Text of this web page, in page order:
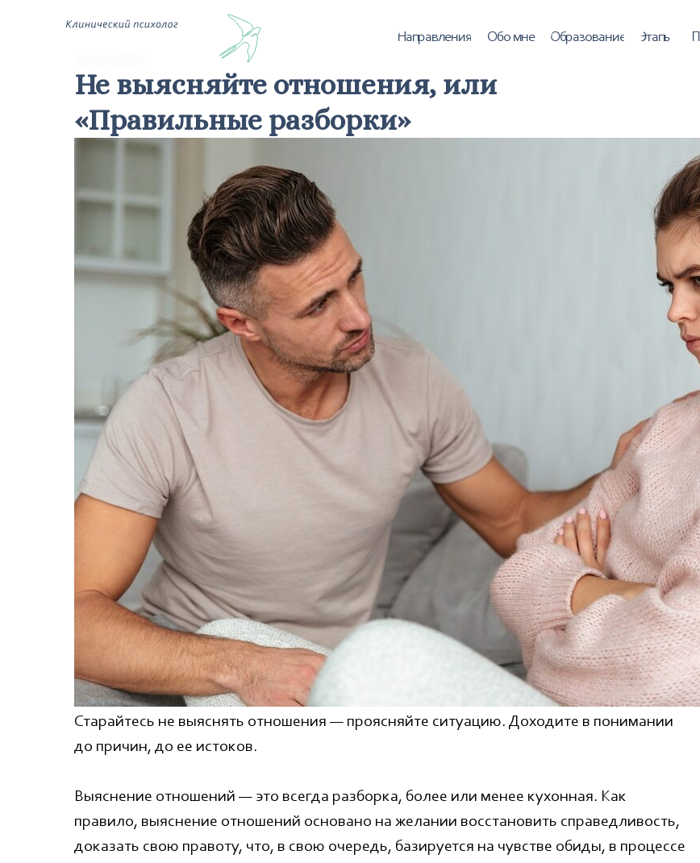
Процесс работы
Этапы
Образование
Обо мне
Направления
Не выясняйте отношения, или
«Правильные разборки»
Старайтесь не выяснять отношения — проясняйте ситуацию. Доходите в понимании
до причин, до ее истоков.
Выяснение отношений — это всегда разборка, более или менее кухонная. Как
правило, выяснение отношений основано на желании восстановить справедливость,
доказать свою правоту, что, в свою очередь, базируется на чувстве обиды, в процессе